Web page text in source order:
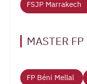
FSJP Marrakech
MASTER FP
FP Béni Mellal